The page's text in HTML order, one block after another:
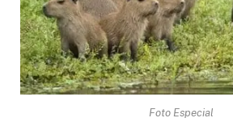
Foto Especial